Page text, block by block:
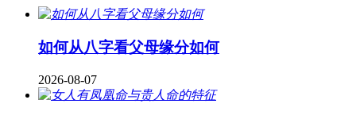
如何从八字看父母缘分如何
2026-08-07